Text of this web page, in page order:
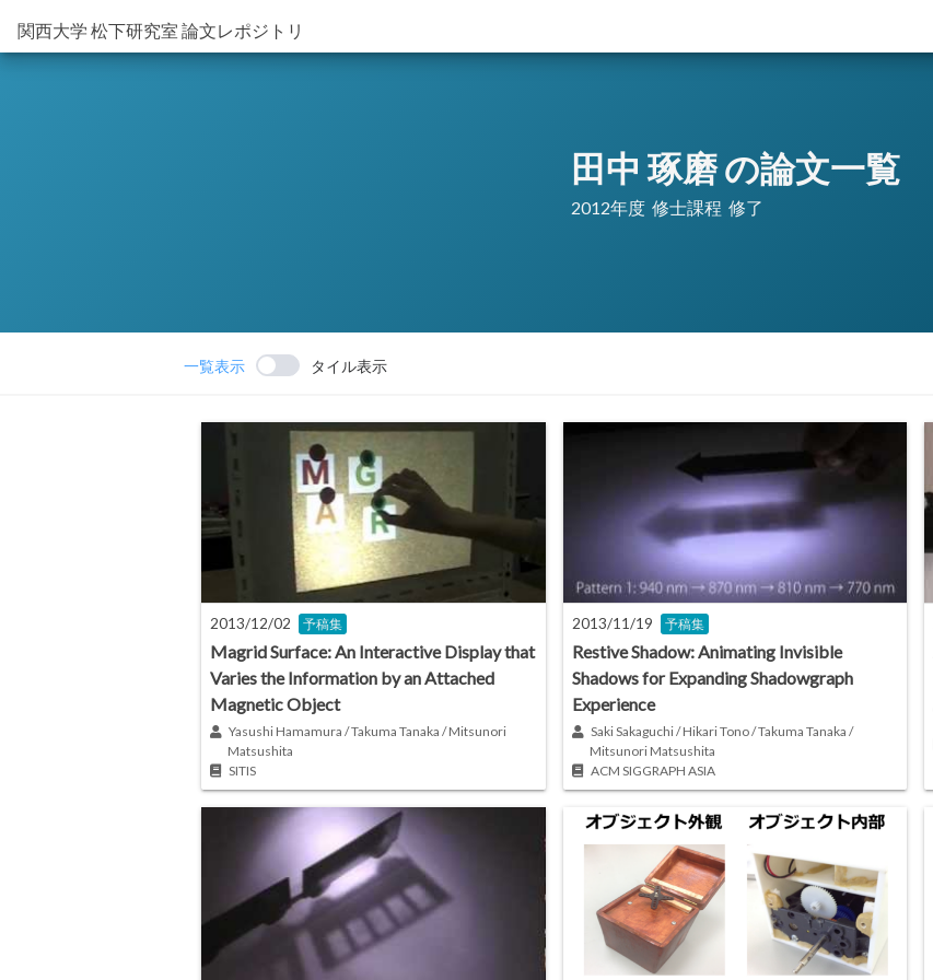
関西大学 松下研究室 論文レポジトリ
田中 琢磨 の論文一覧
2012年度 修士課程 修了
一覧表示 タイル表示
2013/12/02 予稿集
Magrid Surface: An Interactive Display that
Varies the Information by an Attached
Magnetic Object
Yasushi Hamamura / Takuma Tanaka / Mitsunori
Matsushita
SITIS
2013/11/19 予稿集
Restive Shadow: Animating Invisible
Shadows for Expanding Shadowgraph
Experience
Saki Sakaguchi / Hikari Tono / Takuma Tanaka /
Mitsunori Matsushita
ACM SIGGRAPH ASIA